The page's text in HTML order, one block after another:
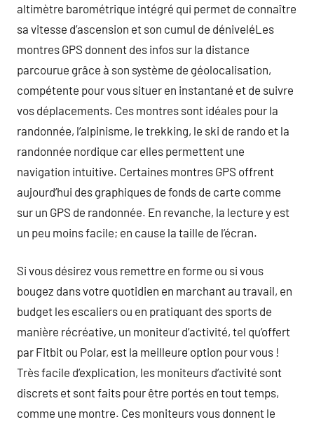
altimètre barométrique intégré qui permet de connaître
sa vitesse d’ascension et son cumul de déniveléLes
montres GPS donnent des infos sur la distance
parcourue grâce à son système de géolocalisation,
compétente pour vous situer en instantané et de suivre
vos déplacements. Ces montres sont idéales pour la
randonnée, l’alpinisme, le trekking, le ski de rando et la
randonnée nordique car elles permettent une
navigation intuitive. Certaines montres GPS offrent
aujourd’hui des graphiques de fonds de carte comme
sur un GPS de randonnée. En revanche, la lecture y est
un peu moins facile; en cause la taille de l’écran.
Si vous désirez vous remettre en forme ou si vous
bougez dans votre quotidien en marchant au travail, en
budget les escaliers ou en pratiquant des sports de
manière récréative, un moniteur d’activité, tel qu’offert
par Fitbit ou Polar, est la meilleure option pour vous !
Très facile d’explication, les moniteurs d’activité sont
discrets et sont faits pour être portés en tout temps,
comme une montre. Ces moniteurs vous donnent le